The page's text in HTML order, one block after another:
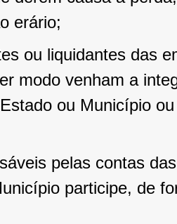
erário;
ou liquidantes das
modo venham a
ou Município
pelas contas
participe, de